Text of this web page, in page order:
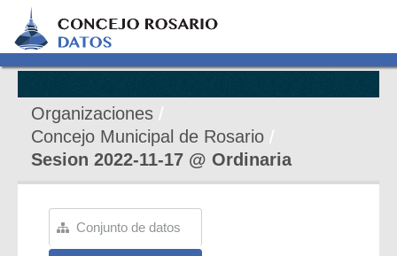
Organizaciones
Concejo Municipal de Rosario
Sesion 2022-11-17 @ Ordinaria
Conjunto de datos